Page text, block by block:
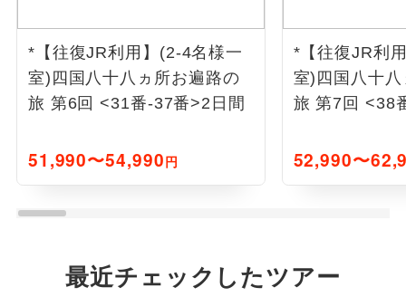
*【往復JR利用】(2-4名様一
室)四国八十八ヵ所お遍路の
旅 第6回 <31番-37番>2日間
51,990〜54,990円
*【往復JR利
室)四国八十
旅 第7回 <38
52,990〜
最近チェックしたツアー